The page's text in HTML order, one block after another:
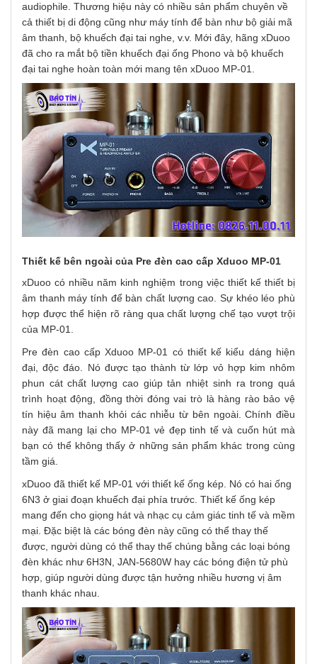
audiophile. Thương hiệu này có nhiều sản phẩm chuyên về
cả thiết bị di động cũng như máy tính để bàn như bộ giải mã
âm thanh, bộ khuếch đại tai nghe, v.v. Mới đây, hãng xDuoo
đã cho ra mắt bộ tiền khuếch đại ống Phono và bộ khuếch
đại tai nghe hoàn toàn mới mang tên xDuoo MP-01.
Thiết kế bên ngoài của Pre đèn cao cấp Xduoo MP-01
xDuoo có nhiều năm kinh nghiệm trong việc thiết kế thiết bị
âm thanh máy tính để bàn chất lượng cao. Sự khéo léo phù
hợp được thể hiện rõ ràng qua chất lượng chế tạo vượt trội
của MP-01.
Pre đèn cao cấp Xduoo MP-01 có thiết kế kiểu dáng hiện
đại, độc đáo. Nó được tạo thành từ lớp vỏ hợp kim nhôm
phun cát chất lượng cao giúp tản nhiệt sinh ra trong quá
trình hoạt động, đồng thời đóng vai trò là hàng rào bảo vệ
tín hiệu âm thanh khỏi các nhiễu từ bên ngoài. Chính điều
này đã mang lại cho MP-01 vẻ đẹp tinh tế và cuốn hút mà
bạn có thể không thấy ở những sản phẩm khác trong cùng
tầm giá.
xDuoo đã thiết kế MP-01 với thiết kế ống kép. Nó có hai ống
6N3 ở giai đoạn khuếch đại phía trước. Thiết kế ống kép
mang đến cho giọng hát và nhạc cụ cảm giác tinh tế và mềm
mại. Đặc biệt là các bóng đèn này cũng có thể thay thế
được, người dùng có thể thay thế chúng bằng các loại bóng
đèn khác như 6H3N, JAN-5680W hay các bóng điện tử phù
hợp, giúp người dùng được tận hưởng nhiều hương vị âm
thanh khác nhau.